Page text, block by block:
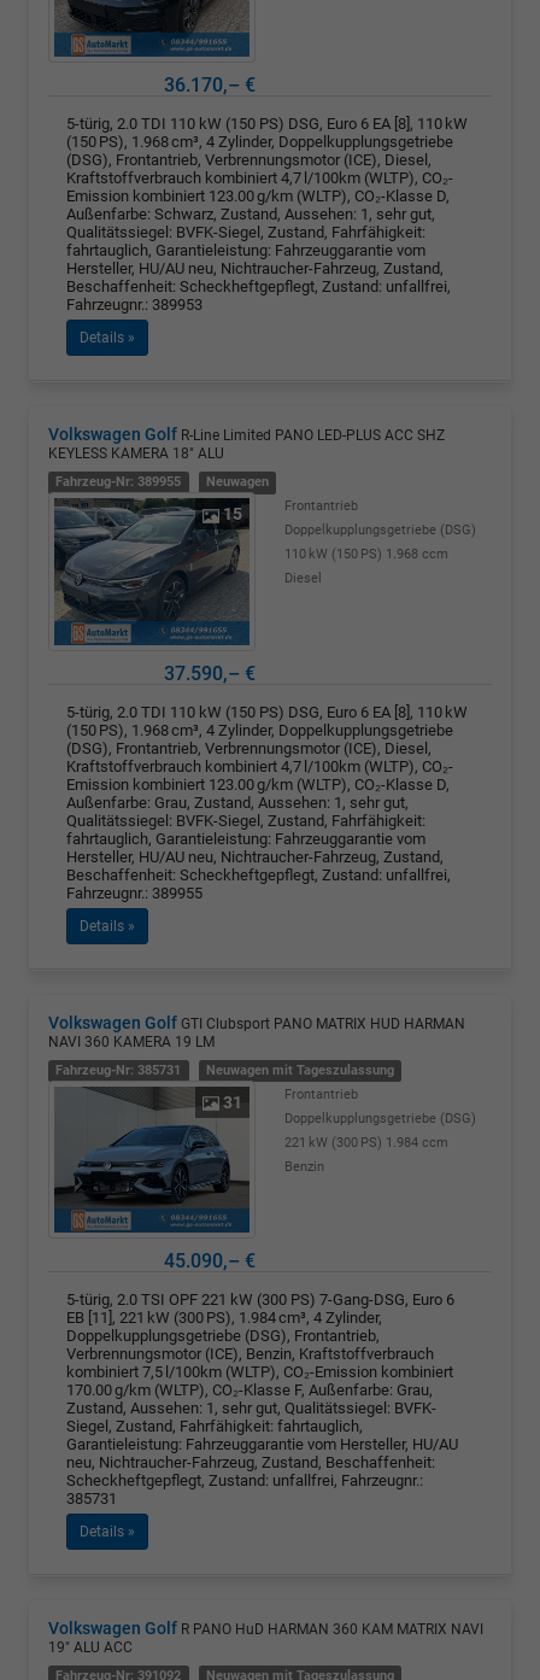
36.170,– €
5-türig, 2.0 TDI 110 kW (150 PS) DSG, Euro 6 EA [8], 110 kW
(150 PS), 1.968 cm³, 4 Zylinder, Doppelkupplungsgetriebe
(DSG), Frontantrieb, Verbrennungsmotor (ICE), Diesel,
Kraftstoffverbrauch kombiniert 4,7 l/100km (WLTP), CO₂-
Emission kombiniert 123.00 g/km (WLTP), CO₂-Klasse D,
Außenfarbe: Schwarz, Zustand, Aussehen: 1, sehr gut,
Qualitätssiegel: BVFK-Siegel, Zustand, Fahrfähigkeit:
fahrtauglich, Garantieleistung: Fahrzeuggarantie vom
Hersteller, HU/AU neu, Nichtraucher-Fahrzeug, Zustand,
Beschaffenheit: Scheckheftgepflegt, Zustand: unfallfrei,
Fahrzeugnr.: 389953
Details »
Volkswagen Golf R-Line Limited PANO LED-PLUS ACC SHZ
KEYLESS KAMERA 18" ALU
Fahrzeug-Nr: 389955 Neuwagen
15
Frontantrieb
Doppelkupplungsgetriebe (DSG)
110 kW (150 PS) 1.968 ccm
Diesel
37.590,– €
5-türig, 2.0 TDI 110 kW (150 PS) DSG, Euro 6 EA [8], 110 kW
(150 PS), 1.968 cm³, 4 Zylinder, Doppelkupplungsgetriebe
(DSG), Frontantrieb, Verbrennungsmotor (ICE), Diesel,
Kraftstoffverbrauch kombiniert 4,7 l/100km (WLTP), CO₂-
Emission kombiniert 123.00 g/km (WLTP), CO₂-Klasse D,
Außenfarbe: Grau, Zustand, Aussehen: 1, sehr gut,
Qualitätssiegel: BVFK-Siegel, Zustand, Fahrfähigkeit:
fahrtauglich, Garantieleistung: Fahrzeuggarantie vom
Hersteller, HU/AU neu, Nichtraucher-Fahrzeug, Zustand,
Beschaffenheit: Scheckheftgepflegt, Zustand: unfallfrei,
Fahrzeugnr.: 389955
Details »
Volkswagen Golf GTI Clubsport PANO MATRIX HUD HARMAN
NAVI 360 KAMERA 19 LM
Fahrzeug-Nr: 385731 Neuwagen mit Tageszulassung
31
Frontantrieb
Doppelkupplungsgetriebe (DSG)
221 kW (300 PS) 1.984 ccm
Benzin
45.090,– €
5-türig, 2.0 TSI OPF 221 kW (300 PS) 7-Gang-DSG, Euro 6
EB [11], 221 kW (300 PS), 1.984 cm³, 4 Zylinder,
Doppelkupplungsgetriebe (DSG), Frontantrieb,
Verbrennungsmotor (ICE), Benzin, Kraftstoffverbrauch
kombiniert 7,5 l/100km (WLTP), CO₂-Emission kombiniert
170.00 g/km (WLTP), CO₂-Klasse F, Außenfarbe: Grau,
Zustand, Aussehen: 1, sehr gut, Qualitätssiegel: BVFK-
Siegel, Zustand, Fahrfähigkeit: fahrtauglich,
Garantieleistung: Fahrzeuggarantie vom Hersteller, HU/AU
neu, Nichtraucher-Fahrzeug, Zustand, Beschaffenheit:
Scheckheftgepflegt, Zustand: unfallfrei, Fahrzeugnr.:
385731
Details »
Volkswagen Golf R PANO HuD HARMAN 360 KAM MATRIX NAVI
19" ALU ACC
Fahrzeug-Nr: 391092 Neuwagen mit Tageszulassung